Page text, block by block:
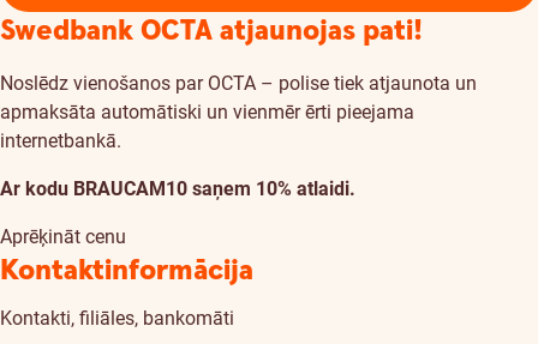
Swedbank OCTA atjaunojas pati!
Noslēdz vienošanos par OCTA – polise tiek atjaunota un
apmaksāta automātiski un vienmēr ērti pieejama
internetbankā.
Ar kodu BRAUCAM10 saņem 10% atlaidi.
Aprēķināt cenu
Kontaktinformācija
Kontakti, filiāles, bankomāti